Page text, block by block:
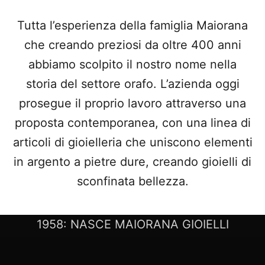
Tutta l’esperienza della famiglia Maiorana
che creando preziosi da oltre 400 anni
abbiamo scolpito il nostro nome nella
storia del settore orafo. L’azienda oggi
prosegue il proprio lavoro attraverso una
proposta contemporanea, con una linea di
articoli di gioielleria che uniscono elementi
in argento a pietre dure, creando gioielli di
sconfinata bellezza.
1958: NASCE MAIORANA GIOIELLI